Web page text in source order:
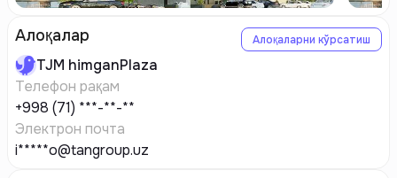
Алоқалар Алоқаларни кўрсатиш
TJM himganPlaza
Телефон рақам
+998 (71) ***-**-**
Электрон почта
i*****o@tangroup.uz